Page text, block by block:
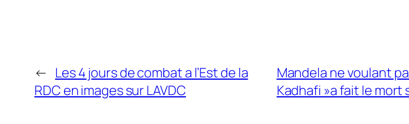
← Les 4 jours de combat a l’Est de la
RDC en images sur LAVDC
Mandela ne voulant
Kadhafi »a fait le mort